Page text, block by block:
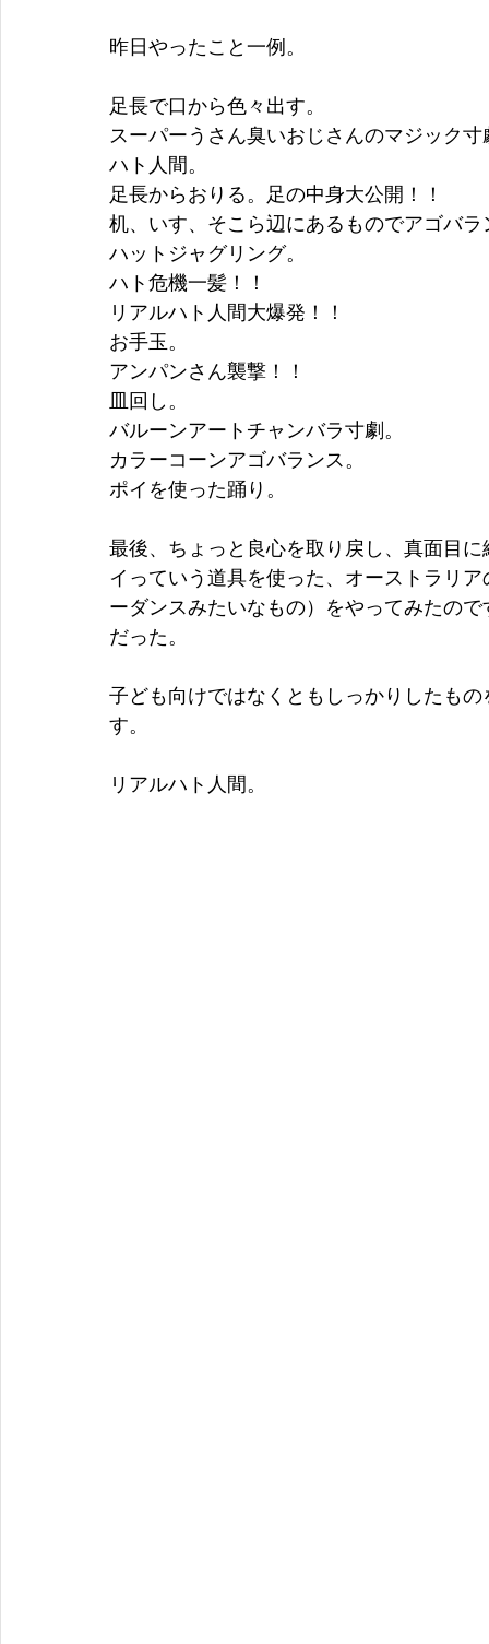
昨日やったこと一例。
足長で口から色々出す。
スーパーうさん臭いおじさんのマジック
ハト人間。
足長からおりる。足の中身大公開！！
机、いす、そこら辺にあるものでアゴバ
ハットジャグリング。
ハト危機一髪！！
リアルハト人間大爆発！！
お手玉。
アンパンさん襲撃！！
皿回し。
バルーンアートチャンバラ寸劇。
カラーコーンアゴバランス。
ポイを使った踊り。
最後、ちょっと良心を取り戻し、真面目
イっていう道具を使った、オーストラリ
ーダンスみたいなもの）をやってみたの
だった。
子ども向けではなくともしっかりしたも
す。
リアルハト人間。